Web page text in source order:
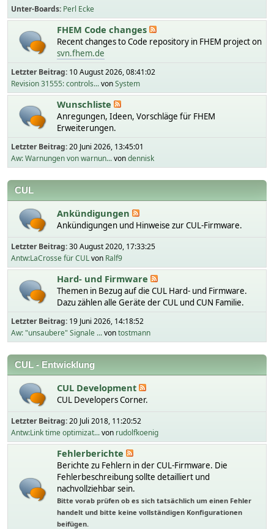
Unter-Boards Perl Ecke
FHEM Code changes
Recent changes to Code repository in FHEM project on
svn.fhem.de
Letzter Beitrag: 10 August 2026, 08:41:02
Revision 31555: controls...vonSystem
Wunschliste
Anregungen, Ideen, Vorschläge für FHEM
Erweiterungen.
Letzter Beitrag:20 Juni 2026, 13:45:01
Aw: Warnungen von warnun...vondennisk
CUL
Ankündigungen
Ankündigungen und Hinweise zur CUL-Firmware.
Letzter Beitrag:30 August 2020, 17:33:25
Antw:LaCrosse für CULvon Ralf9
Hard- und Firmware
Themen in Bezug auf die CUL Hard- und Firmware.
Dazu zählen alle Geräte der CUL und CUN Familie.
Letzter Beitrag: 19 Juni 2026, 14:18:52
Aw: "unsaubere" Signale ...vontostmann
CUL - Entwicklung
CUL Development
CUL Developers Corner.
Letzter Beitrag:20 Juli 2018, 11:20:52
Antw:Link time optimizat...von rudolfkoenig
Fehlerberichte
Berichte zu Fehlern in der CUL-Firmware. Die
Fehlerbeschreibung sollte detailliert und
nachvollziehbar sein.
Bitte vorab prüfen ob es sich tatsächlich um einen Fehler
handelt und bitte keine vollständigen Konfigurationen
beifügen.